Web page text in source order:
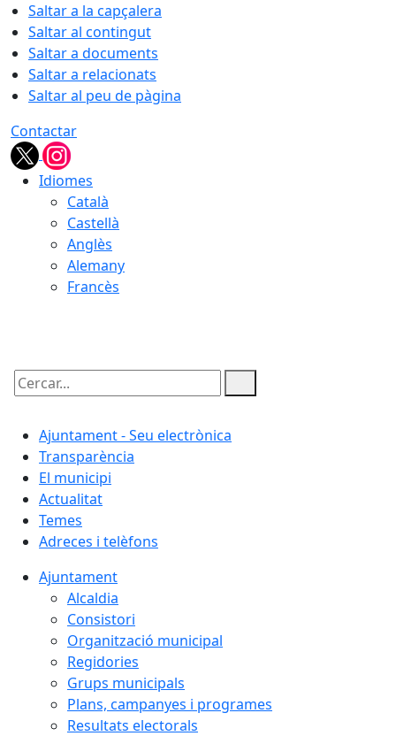
Saltar a la capçalera
Saltar al contingut
Saltar a documents
Saltar a relacionats
Saltar al peu de pàgina
Contactar
Idiomes
Català
Castellà
Anglès
Alemany
Francès
Cercar:
Ajuntament - Seu electrònica
Transparència
El municipi
Actualitat
Temes
Adreces i telèfons
Ajuntament
Alcaldia
Consistori
Organització municipal
Regidories
Grups municipals
Plans, campanyes i programes
Resultats electorals